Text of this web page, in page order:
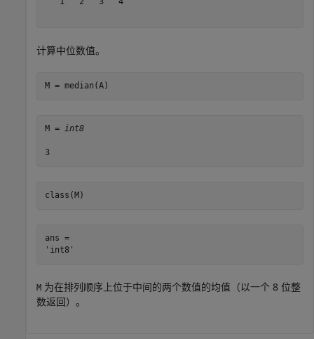
计算中位数值。
M = median(A)
M = int8
3
class(M)
ans =
M 为在排列顺序上位于中间的两个数值的均值（以一个 8 位整
数返回）。